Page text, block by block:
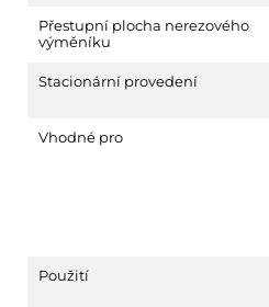
Přestupní plocha nerezového
výměníku
Stacionární provedení
Vhodné pro
Použití